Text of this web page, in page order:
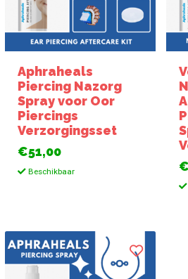
Aphraheals
Piercing Nazorg
Spray voor Oor
Piercings
Verzorgingsset
€51,00
Beschikbaar